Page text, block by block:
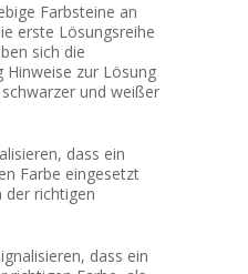
Farbsteine an
erste Lösungsreihe
sich die
Hinweise zur Lösung
und weißer
dass ein
Farbe eingesetzt
der richtigen
dass ein